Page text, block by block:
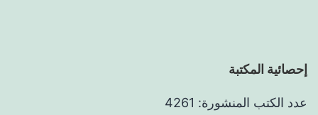
إحصائية المكتبة
عدد الكتب المنشورة: 4261